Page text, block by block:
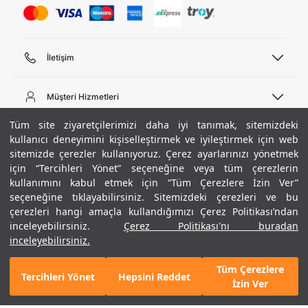
Tüm site ziyaretçilerimizi daha iyi tanımak, sitemizdeki
kullanıcı deneyimini kişiselleştirmek ve iyileştirmek için web
sitemizde çerezler kullanıyoruz. Çerez ayarlarınızı yönetmek
için “Tercihleri Yönet” seçeneğine veya tüm çerezlerin
kullanımını kabul etmek için “Tüm Çerezlere İzin Ver”
seçeneğine tıklayabilirsiniz. Sitemizdeki çerezleri ve bu
çerezleri hangi amaçla kullandığımızı Çerez Politikası’ndan
inceleyebilirsiniz.
Çerez Politikası'nı buradan
inceleyebilirsiniz.
Tercihleri Yönet Hepsini Reddet
Tüm Çerezlere
İzin Ver
+ 4 Renk
4.590 TL
%40
SEPETE EKLE
İletişim
444 02 00
Pazartesi - Cuma 09:00 - 18:00
E-posta
bilgi@underarmour.com
Müşteri Hizmetleri
Sipariş Sorgulama
Bize Ulaşın
Teslimat Bilgileri
İşlem Rehberi
İade ve Değişimler
Sıkça Sorulan Sorular
Beden Rehberi
Site Haritası
Hakkımızda
Ticari Bilgiler
Hükümler ve Koşullar
Gizlilik Politikası
Çerez Politikası
Kariyer
ETBİS
UA Sosyal Medya
Instagram
Facebook
Twitter
Popüler Kategoriler
Erkek Basketbol Ayakkabısı
Çocuk Basketbol Ayakkabısı
Erkek Eşofman
Kadın Tayt